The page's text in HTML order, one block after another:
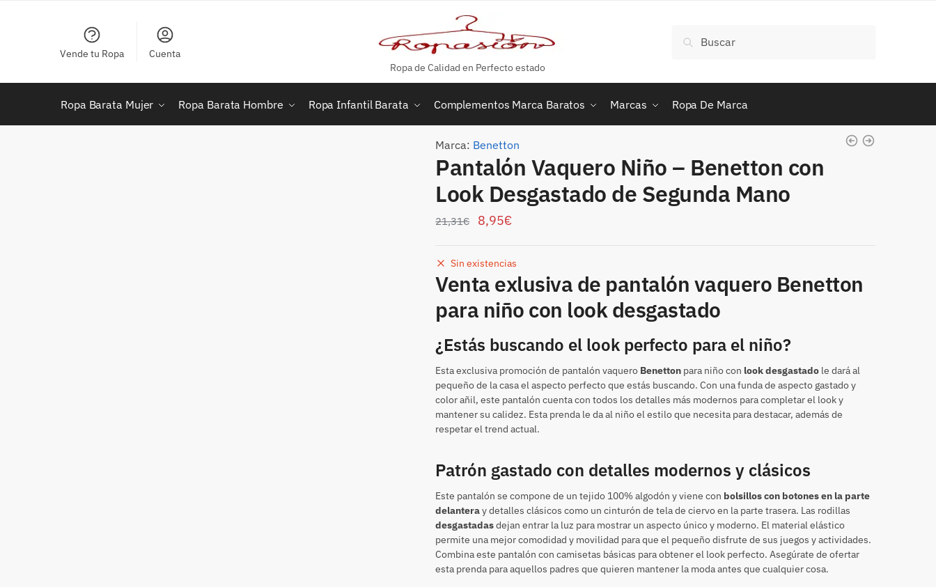
Ropa de Calidad en Perfecto estado
por:
Buscar
Vende tu Ropa Cuenta
Ropa Barata Mujer Ropa Barata Hombre Ropa Infantil Barata Complementos Marca Baratos Marcas Ropa De Marca
Marca: Benetton
Pantalón Vaquero Niño – Benetton con
Look Desgastado de Segunda Mano
21,31€ 8,95€
Sin existencias
Venta exlusiva de pantalón vaquero Benetton
para niño con look desgastado
¿Estás buscando el look perfecto para el niño?
Esta exclusiva promoción de pantalón vaquero Benetton para niño con look desgastado le dará al
pequeño de la casa el aspecto perfecto que estás buscando. Con una funda de aspecto gastado y
color añil, este pantalón cuenta con todos los detalles más modernos para completar el look y
mantener su calidez. Esta prenda le da al niño el estilo que necesita para destacar, además de
respetar el trend actual.
Patrón gastado con detalles modernos y clásicos
Este pantalón se compone de un tejido 100% algodón y viene con bolsillos con botones en la parte
delanteray detalles clásicos como un cinturón de tela de ciervo en la parte trasera. Las rodillas
desgastadasdejan entrar la luz para mostrar un aspecto único y moderno. El material elástico
permite una mejor comodidad y movilidad para que el pequeño disfrute de sus juegos y actividades.
Combina este pantalón con camisetas básicas para obtener el look perfecto. Asegúrate de ofertar
esta prenda para aquellos padres que quieren mantener la moda antes que cualquier cosa.